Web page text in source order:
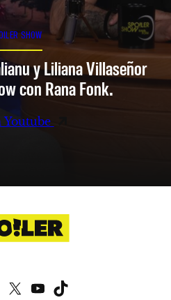
SHOW
y Liliana Villaseñor
con Rana Fonk.
Youtube
Instagram
X YouTube